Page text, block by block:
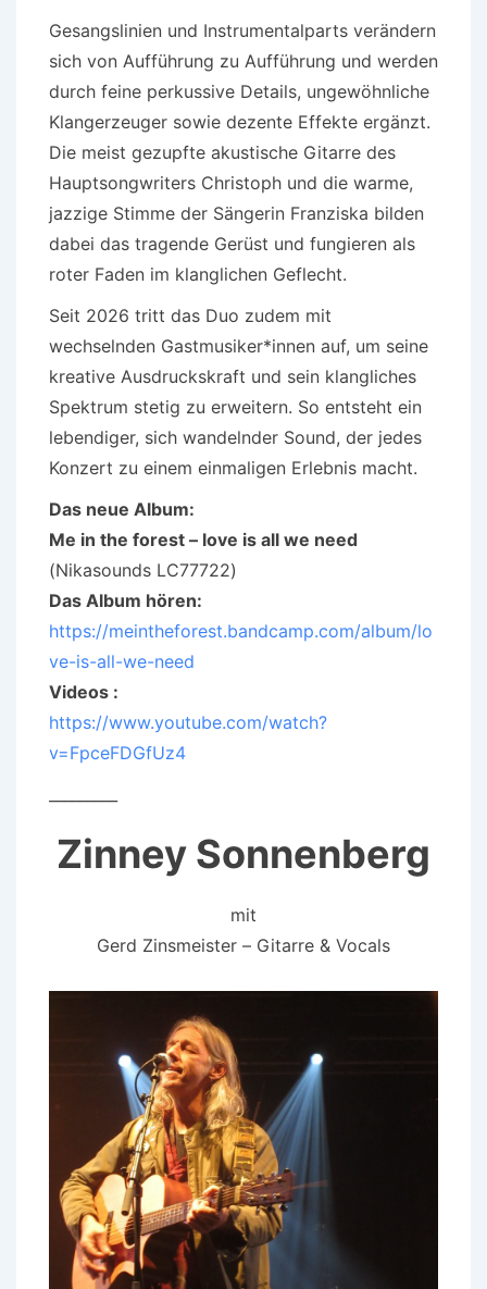
Gesangslinien und Instrumentalparts verändern
sich von Aufführung zu Aufführung und werden
durch feine perkussive Details, ungewöhnliche
Klangerzeuger sowie dezente Effekte ergänzt.
Die meist gezupfte akustische Gitarre des
Hauptsongwriters Christoph und die warme,
jazzige Stimme der Sängerin Franziska bilden
dabei das tragende Gerüst und fungieren als
roter Faden im klanglichen Geflecht.
Seit 2026 tritt das Duo zudem mit
wechselnden Gastmusiker*innen auf, um seine
kreative Ausdruckskraft und sein klangliches
Spektrum stetig zu erweitern. So entsteht ein
lebendiger, sich wandelnder Sound, der jedes
Konzert zu einem einmaligen Erlebnis macht.
Das neue Album:
Me in the forest – love is all we need
(Nikasounds LC77722)
Das Album hören:
https://meintheforest.bandcamp.com/album/lo
ve-is-all-we-need
Videos :
https://www.youtube.com/watch?
v=FpceFDGfUz4
Zinney Sonnenberg
mit
Gerd Zinsmeister – Gitarre & Vocals